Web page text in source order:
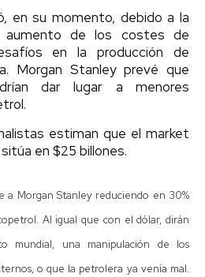
en su momento, debido a la
aumento de los costes de
en la producción de
Morgan Stanley prevé que
dar lugar a menores
estiman que el market
en $25 billones.
a Morgan Stanley reduciendo en 30%
Al igual que con el dólar, dirán
mundial, una manipulación de los
o que la petrolera ya venía mal.